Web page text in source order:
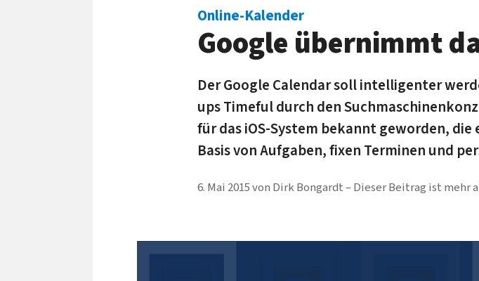
Online-Kalender
Google übernimmt
Der Google Calendar soll intelligenter
ups Timeful durch den
für das iOS-System bekannt geworden,
Basis von Aufgaben, fixen Terminen und
6. Mai 2015von Dirk Bongardt Dieser Beitrag ist mehr